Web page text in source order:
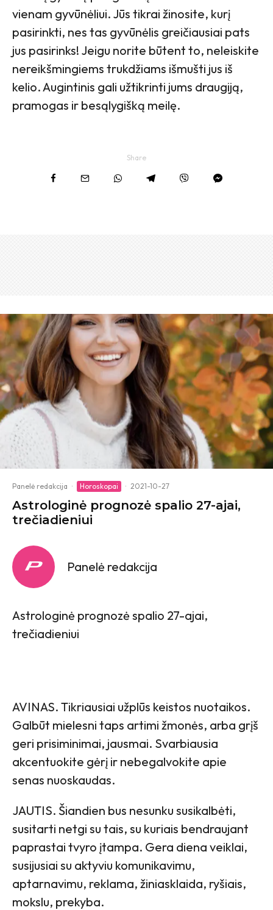
vienam gyvūnėliui. Jūs tikrai žinosite, kurį
pasirinkti, nes tas gyvūnėlis greičiausiai pats
jus pasirinks! Jeigu norite būtent to, neleiskite
nereikšmingiems trukdžiams išmušti jus iš
kelio. Augintinis gali užtikrinti jums draugiją,
pramogas ir besąlygišką meilę.
Share
Panelė redakcija · Horoskopai · 2021-10-27
Astrologinė prognozė spalio 27-ajai,
trečiadieniui
Panelė redakcija
Astrologinė prognozė spalio 27-ajai,
trečiadieniui
AVINAS. Tikriausiai užplūs keistos nuotaikos.
Galbūt mielesni taps artimi žmonės, arba grįš
geri prisiminimai, jausmai. Svarbiausia
akcentuokite gėrį ir nebegalvokite apie
senas nuoskaudas.
JAUTIS. Šiandien bus nesunku susikalbėti,
susitarti netgi su tais, su kuriais bendraujant
paprastai tvyro įtampa. Gera diena veiklai,
susijusiai su aktyviu komunikavimu,
aptarnavimu, reklama, žiniasklaida, ryšiais,
mokslu, prekyba.